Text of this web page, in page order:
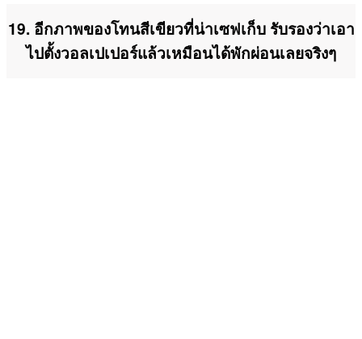
19. อีกภาพของโทนสีเขียวที่น่าเซฟเก็บ รับรองว่าเอา
ไปตั้งวอลเปเปอร์แล้วเหมือนได้พักผ่อนเลยจริงๆ